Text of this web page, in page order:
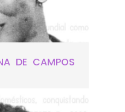
DE CAMPOS